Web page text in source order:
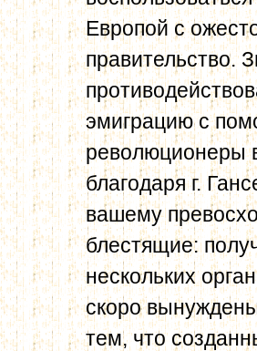
Европой с
правительство.
эмиграцию с
революционеры
благодаря г.
вашему
блестящие:
нескольких
скоро
тем, что